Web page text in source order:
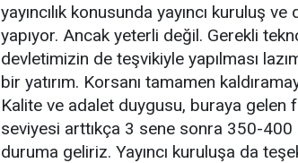
yayıncılık konusunda yayıncı kuruluş
yapıyor. Ancak yeterli değil. Gerekli
devletimizin de teşvikiyle yapılması
bir yatırım. Korsanı tamamen
Kalite ve adalet duygusu, buraya gelen
seviyesi arttıkça 3 sene sonra 350-
duruma geliriz. Yayıncı kuruluşa da